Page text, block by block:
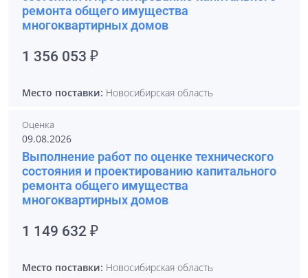
ремонта общего имущества
многоквартирных домов
1 356 053 ₽
Место поставки: Новосибирская область
Оценка
09.08.2026
Выполнение работ по оценке технического
состояния и проектированию капитального
ремонта общего имущества
многоквартирных домов
1 149 632 ₽
Место поставки: Новосибирская область